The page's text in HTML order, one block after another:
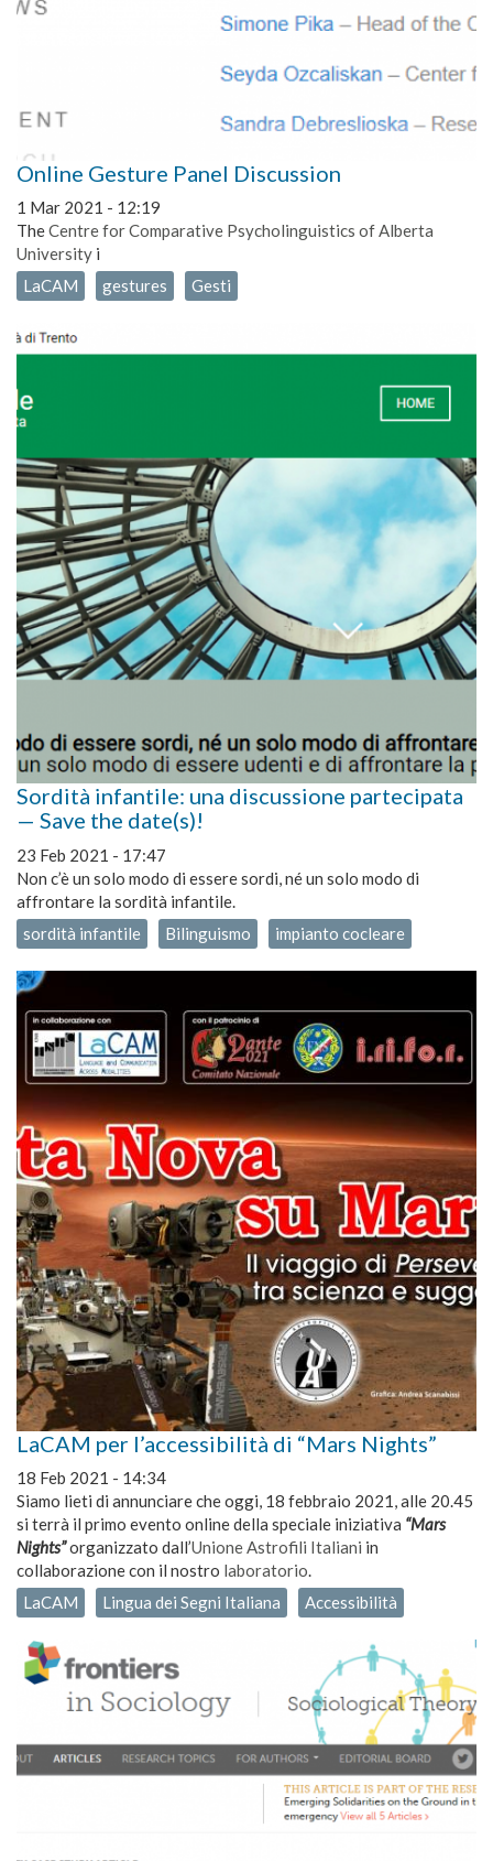
Online Gesture Panel Discussion
1 Mar 2021 - 12:19
TheCentre for Comparative Psycholinguistics of Alberta
University i
LaCAM
gestures Gesti
Sordità infantile: una discussione partecipata
— Save the date(s)!
23 Feb 2021 - 17:47
Non c’è un solo modo di essere sordi, né un solo modo di
affrontare la sordità infantile.
sordità infantile
Bilinguismo impianto cocleare
LaCAM per l’accessibilità di “Mars Nights”
18 Feb 2021 - 14:34
Siamo lieti di annunciare che oggi, 18 febbraio 2021, alle 20.45
si terrà il primo evento online della speciale iniziativa “Mars
Nights”organizzato dall’Unione Astrofili Italiani in
collaborazione con il nostro laboratorio.
LaCAM
Lingua dei Segni Italiana Accessibilità